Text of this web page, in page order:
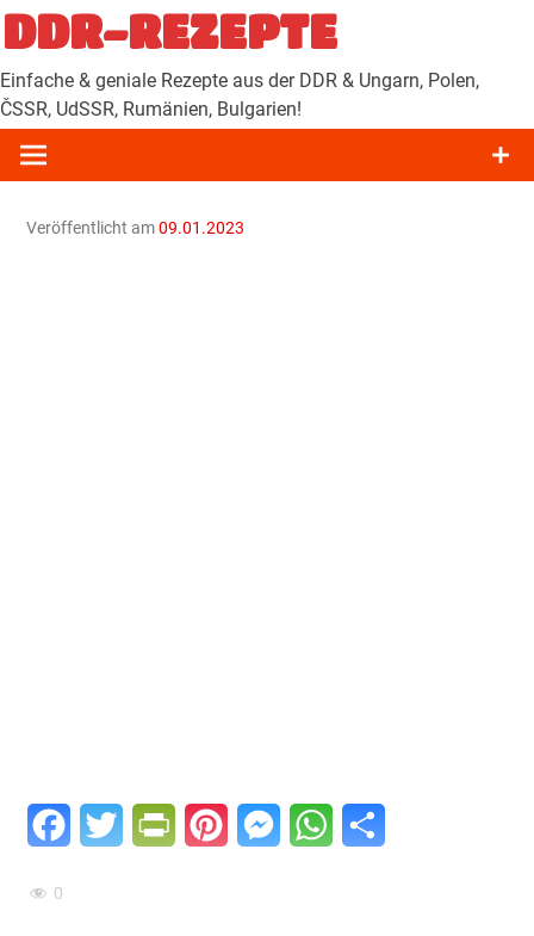
Zum
Inhalt
springen
DDR-REZEPTE
Einfache & geniale Rezepte aus der DDR & Ungarn, Polen,
ČSSR, UdSSR, Rumänien, Bulgarien!
Veröffentlicht am09.01.2023
FacebookTwitter PrintFriendly
PinterestMessengerWhatsApp
0